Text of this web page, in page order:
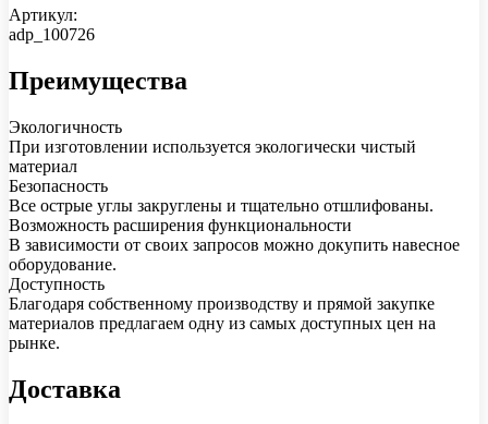
Артикул:
adp_100726
Преимущества
Экологичность
При изготовлении используется экологически чистый
материал
Безопасность
Все острые углы закруглены и тщательно отшлифованы.
Возможность расширения функциональности
В зависимости от своих запросов можно докупить навесное
оборудование.
Доступность
Благодаря собственному производству и прямой закупке
материалов предлагаем одну из самых доступных цен на
рынке.
Доставка